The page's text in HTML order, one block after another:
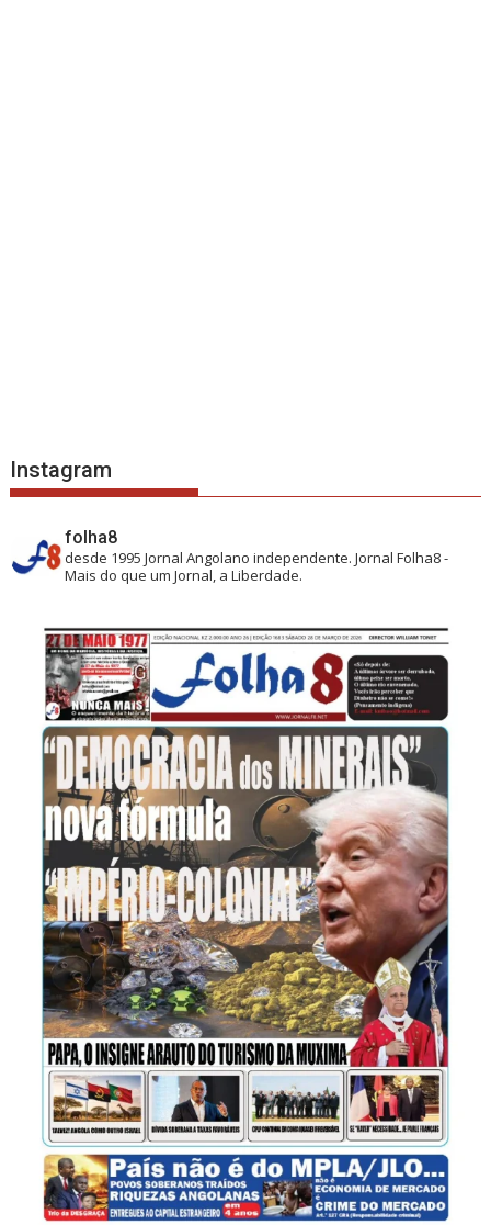
Instagram
folha8
desde 1995 Jornal Angolano independente.Jornal Folha8 -
Mais do que um Jornal, a Liberdade.